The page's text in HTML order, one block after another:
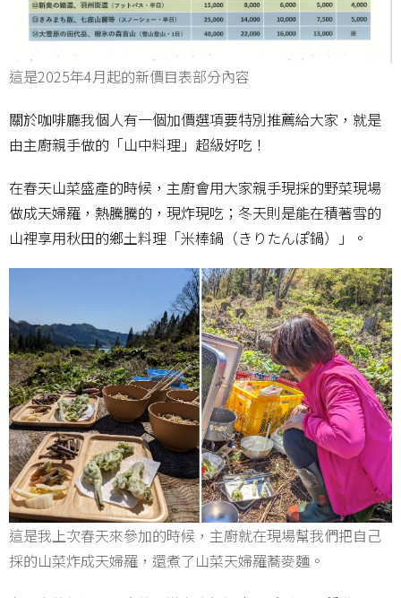
這是2025年4月起的新價目表部分內容
關於咖啡廳我個人有一個加價選項要特別推薦給大家，就是
由主廚親手做的「山中料理」超級好吃！
在春天山菜盛產的時候，主廚會用大家親手現採的野菜現場
做成天婦羅，熱騰騰的，現炸現吃；冬天則是能在積著雪的
山裡享用秋田的鄉土料理「米棒鍋（きりたんぽ鍋）」。
這是我上次春天來參加的時候，主廚就在現場幫我們把自己
採的山菜炸成天婦羅，還煮了山菜天婦羅蕎麥麵。